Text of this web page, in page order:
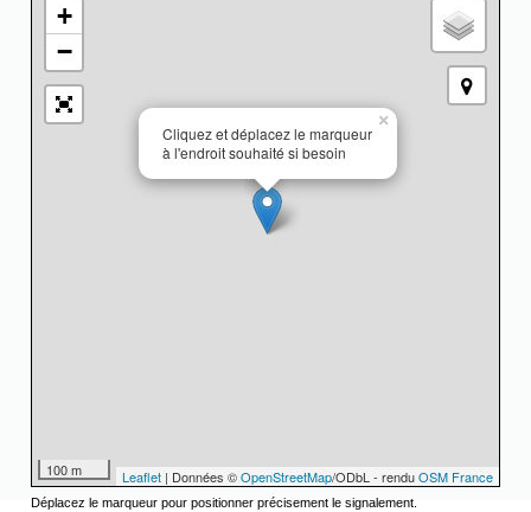
Cliquez et déplacez le marqueur
à l'endroit souhaité si besoin
×
+
−
100 m Leaflet | Données ©OpenStreetMap/ODbL - renduOSM France
Déplacez le marqueur pour positionner précisement le signalement.